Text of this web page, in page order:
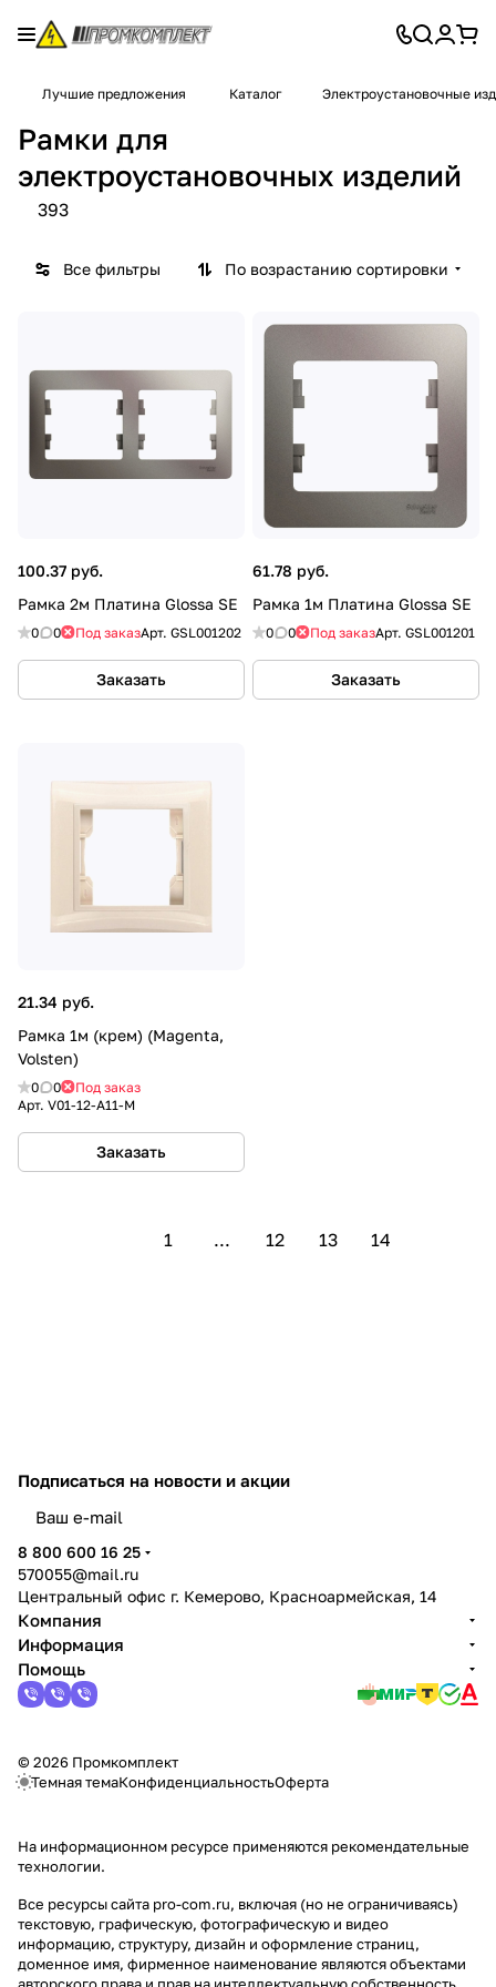
Лучшие предложения Каталог Электроустановочные
Рамки для
электроустановочных изделий
393
Все фильтры По возрастанию сортировки
100.37 руб.
Рамка 2м Платина Glossa SE
0 0 Под заказАрт. GSL001202
Заказать
61.78 руб.
Рамка 1м Платина Glossa SE
0 0 Под заказАрт. GSL001201
Заказать
21.34 руб.
Рамка 1м (крем) (Magenta,
Volsten)
0 0
Под заказ
Арт. V01-12-A11-M
Заказать
1 ... 12 13 14
Подписаться на новости и акции
8 800 600 16 25
570055@mail.ru
Центральный офис г. Кемерово, Красноармейская, 14
Компания
Информация
Помощь
© 2026 Промкомплект
Темная темаКонфиденциальностьОферта
На информационном ресурсе применяются рекомендательные
технологии.
Все ресурсы сайта pro-com.ru, включая (но не ограничиваясь)
текстовую, графическую, фотографическую и видео
информацию, структуру, дизайн и оформление страниц,
доменное имя, фирменное наименование являются объектами